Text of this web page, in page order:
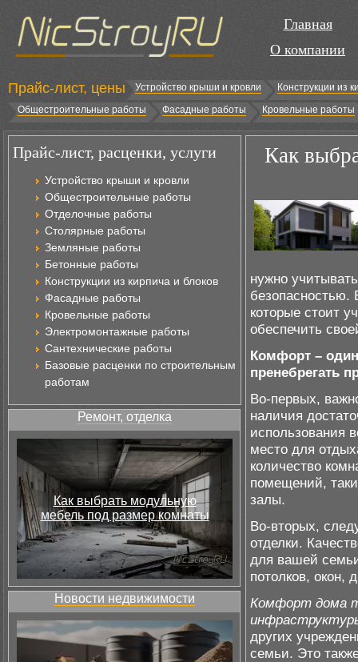
Главная
О компании
Прайс-лист, цены Устройство крыши и кровли
Конструкции из
Общестроительные работы
Фасадные работы Кровельные работы
Прайс-лист, расценки, услуги
Устройство крыши и кровли
Общестроительные работы
Отделочные работы
Столярные работы
Земляные работы
Бетонные работы
Конструкции из кирпича и блоков
Фасадные работы
Кровельные работы
Электромонтажные работы
Сантехнические работы
Базовые расценки по строительным
работам
Ремонт, отделка
Как выбрать модульную
мебель под размер комнаты
Новости недвижимости
Как
нужно
безопасностью.
которые стоит
обеспечить
Комфорт –
пренебрегать
Во-первых,
наличия
использования
место для
количество
помещений,
залы.
Во-вторых,
отделки.
для вашей
потолков, окон,
Комфорт дома
других
семьи. Это